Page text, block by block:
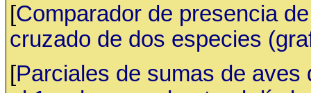
[Comparador de presencia
cruzado de dos especies
[Parciales de sumas de